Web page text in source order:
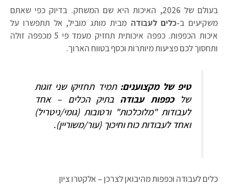
בעולם של 2026, האיכות היא שם המשחק. בדיוק כפי שאתם
ב-כלים לעבודהמבית מותג מוביל, אל תתפשרו על
איכות הכפפות. כפפה איכותית תחזיק מעמד פי 5 מכפפה זולה
לכם פציעות מיותרות וכסף בטווח הארוך.
טיפ של מקצוענים:תמיד תחזיקו שני זוגות
שלכפפות עבודהבתיק הכלים – אחד
לעבודות "מלוכלכות" ורטובות (גומי/ניטריל)
ואחד לעבודות כוח וחיכוך (עור/משוריין).
לעבודה וכפפות מהיבואן לצרכן – אלקטרו ציון